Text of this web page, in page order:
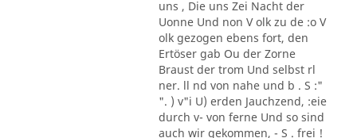
uns , Die uns Zei Nacht der
Uonne Und non V olk zu de :o V
olk gezogen ebens fort, den
Ertöser gab Ou der Zorne
Braust der trom Und selbst rl
ner. ll nd von nahe und b . S :"
". ) v"i U) erden Jauchzend, :eie
durch v- von ferne Und so sind
auch wir gekommen, - S . frei !